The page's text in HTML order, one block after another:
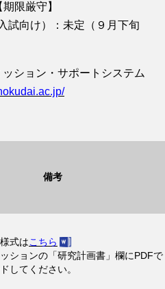
限厳守】
試向け）：未定（９月下旬
ション・サポートシステム
備考
式はこちら
ションの「研究計画書」欄にPDFで
してください。